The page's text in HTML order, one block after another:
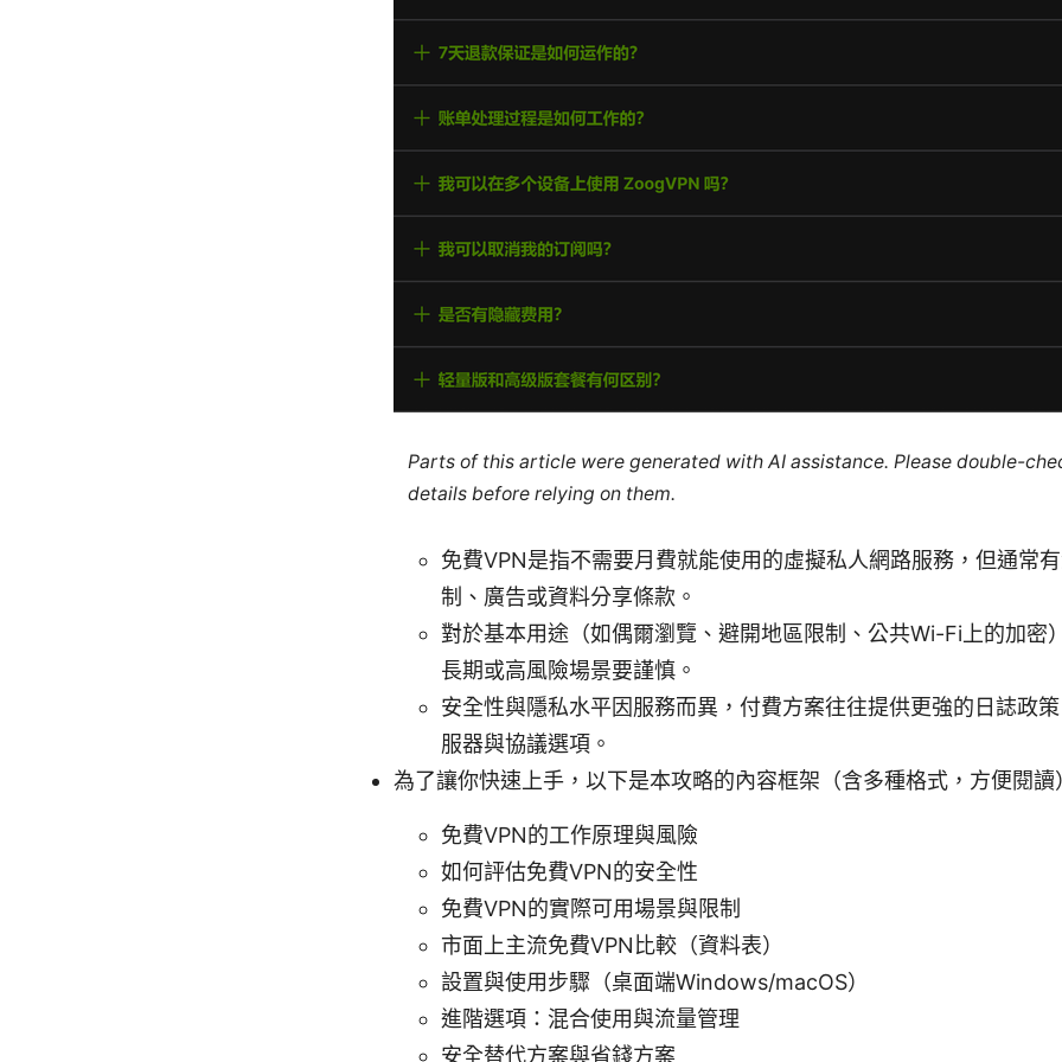
Parts of this article were generated with AI assistance. Please double-
details before relying on them.
免費VPN是指不需要月費就能使用的虛擬私人網路服務，但通常
制、廣告或資料分享條款。
對於基本用途（如偶爾瀏覽、避開地區限制、公共Wi-Fi上的加密
長期或高風險場景要謹慎。
安全性與隱私水平因服務而異，付費方案往往提供更強的日誌政
服器與協議選項。
為了讓你快速上手，以下是本攻略的內容框架（含多種格式，方便閱讀
免費VPN的工作原理與風險
如何評估免費VPN的安全性
免費VPN的實際可用場景與限制
市面上主流免費VPN比較（資料表）
設置與使用步驟（桌面端Windows/macOS）
進階選項：混合使用與流量管理
安全替代方案與省錢方案